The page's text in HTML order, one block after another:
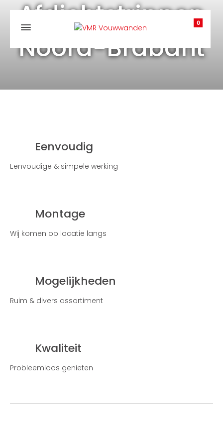
0
Afdichtstrippen
Noord-Brabant
Eenvoudig
Eenvoudige & simpele werking
Montage
Wij komen op locatie langs
Mogelijkheden
Ruim & divers assortiment
Kwaliteit
Probleemloos genieten